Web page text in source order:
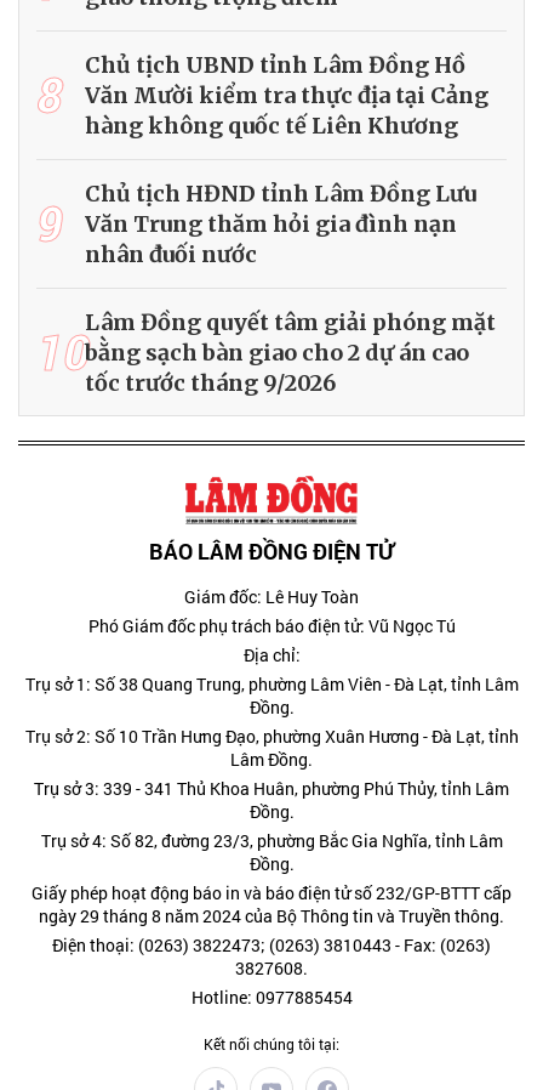
8
Chủ tịch UBND tỉnh Lâm Đồng Hồ
Văn Mười kiểm tra thực địa tại Cảng
hàng không quốc tế Liên Khương
9
Chủ tịch HĐND tỉnh Lâm Đồng Lưu
Văn Trung thăm hỏi gia đình nạn
nhân đuối nước
10Lâm Đồng quyết tâm giải phóng mặt
bằng sạch bàn giao cho 2 dự án cao
tốc trước tháng 9/2026
BÁO LÂM ĐỒNG ĐIỆN TỬ
Giám đốc: Lê Huy Toàn
Phó Giám đốc phụ trách báo điện tử: Vũ Ngọc Tú
Địa chỉ:
Trụ sở 1: Số 38 Quang Trung, phường Lâm Viên - Đà Lạt, tỉnh Lâm
Đồng.
Trụ sở 2: Số 10 Trần Hưng Đạo, phường Xuân Hương - Đà Lạt, tỉnh
Lâm Đồng.
Trụ sở 3: 339 - 341 Thủ Khoa Huân, phường Phú Thủy, tỉnh Lâm
Đồng.
Trụ sở 4: Số 82, đường 23/3, phường Bắc Gia Nghĩa, tỉnh Lâm
Đồng.
Giấy phép hoạt động báo in và báo điện tử số 232/GP-BTTT cấp
ngày 29 tháng 8 năm 2024 của Bộ Thông tin và Truyền thông.
Điện thoại: (0263) 3822473; (0263) 3810443 - Fax: (0263)
3827608.
Hotline: 0977885454
Kết nối chúng tôi tại: